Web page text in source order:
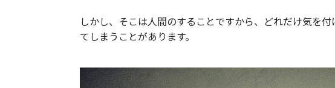
しかし、そこは人間のすることですから、どれだけ気を
てしまうことがあります。